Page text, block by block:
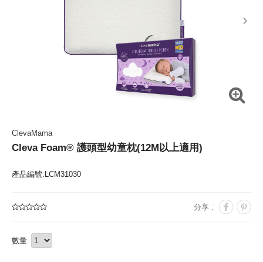
next
ClevaMama
Cleva Foam® 護頭型幼童枕(12M以上適用)
產品編號:LCM31030
分享 :
數量